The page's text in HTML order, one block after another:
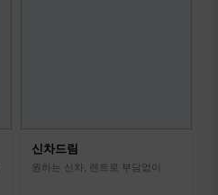
신차드림
원하는 신차, 렌트로 부담없이